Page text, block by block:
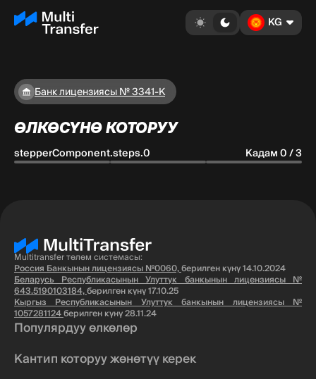
KG
Банк лицензиясы № 3341-К
ӨЛКӨСҮНӨ КОТОРУУ
stepperComponent.steps.0 Кадам 0 / 3
Multitransfer төлөм системасы:
Россия Банкынын лицензиясы №0060,берилген күнү 14.10.2024
Беларусь Республикасынын Улуттук банкынын лицензиясы №
643.5190103184,берилген күнү 17.10.25
Кыргыз Республикасынын Улуттук банкынын лицензиясы №
1057281124берилген күнү 28.11.24
Популярдуу өлкөлөр
Кантип которуу жөнөтүү керек